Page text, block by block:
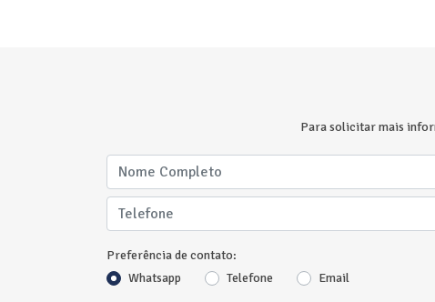
Para solicitar mais
Preferência de contato:
Whatsapp
Telefone Email